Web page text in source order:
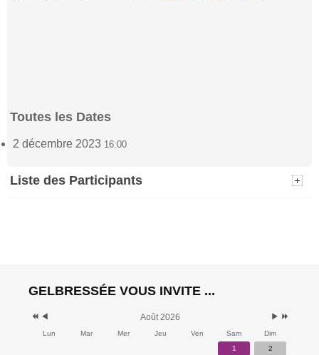
Toutes les Dates
2 décembre 2023 16:00
Liste des Participants
2 décembre 2023 -
16:00
Guillaume Coibion Laetitia Ferier
GELBRESSÉE VOUS INVITE ...
Août 2026
Lun Mar Mer Jeu Ven Sam
Dim
1
2